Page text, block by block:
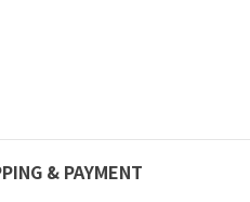
& PAYMENT